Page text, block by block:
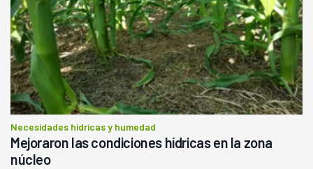
Necesidades hídricas y humedad
Mejoraron las condiciones hídricas en la zona
núcleo